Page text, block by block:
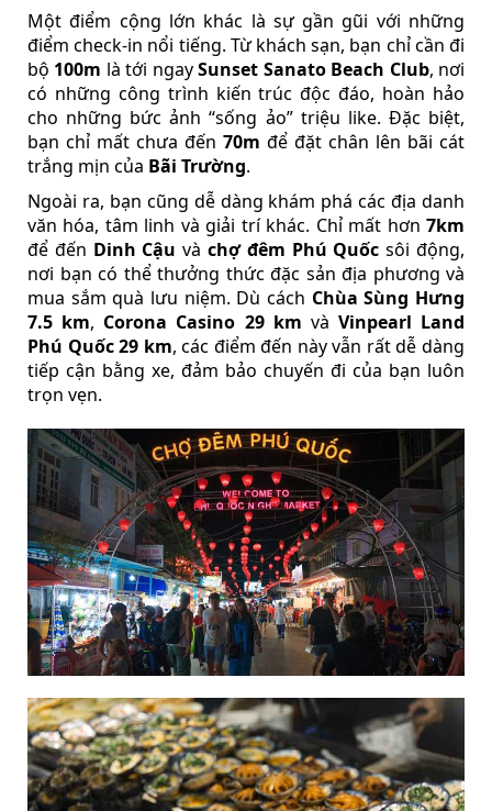
Một điểm cộng lớn khác là sự gần gũi với những
điểm check-in nổi tiếng. Từ khách sạn, bạn chỉ cần đi
bộ 100m là tới ngaySunset Sanato Beach Club, nơi
có những công trình kiến trúc độc đáo, hoàn hảo
cho những bức ảnh “sống ảo” triệu like. Đặc biệt,
bạn chỉ mất chưa đến 70m để đặt chân lên bãi cát
trắng mịn của Bãi Trường.
Ngoài ra, bạn cũng dễ dàng khám phá các địa danh
văn hóa, tâm linh và giải trí khác. Chỉ mất hơn 7km
để đến Dinh Cậu vàchợ đêm Phú Quốc sôi động,
nơi bạn có thể thưởng thức đặc sản địa phương và
mua sắm quà lưu niệm. Dù cách Chùa Sùng Hưng
7.5 km, Corona Casino 29 km và Vinpearl Land
Phú Quốc 29 km, các điểm đến này vẫn rất dễ dàng
tiếp cận bằng xe, đảm bảo chuyến đi của bạn luôn
trọn vẹn.